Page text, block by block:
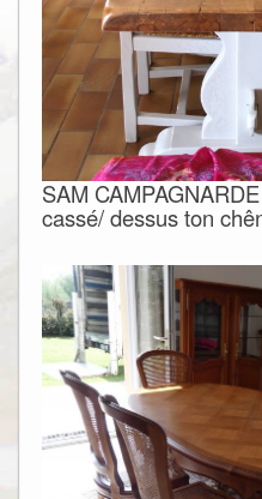
SAM
cassé/ dessus ton